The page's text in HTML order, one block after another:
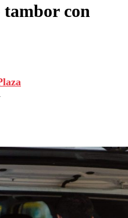
con